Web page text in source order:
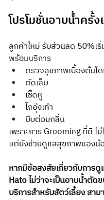
โปรโมชั่นอาบน้ำครั้
ลูกค้าใหม่ รับส่วนลด 50%เ
พร้อมบริการ
ตรวจสุขภาพเบื้องต้น
ตัดเล็บ
เช็ดหู
ไถอุ้งเท้า
บีบต่อมกลิ่น
เพราะการ Grooming ที่ดี
แต่ยังช่วยดูแลสุขภาพของน้
หากมีข้อสงสัยเกี่ยวกับการ
Hato ไม่ว่าจะเป็นอาบน้ำตั
บริการสำหรับสัตว์เลี้ยง สา